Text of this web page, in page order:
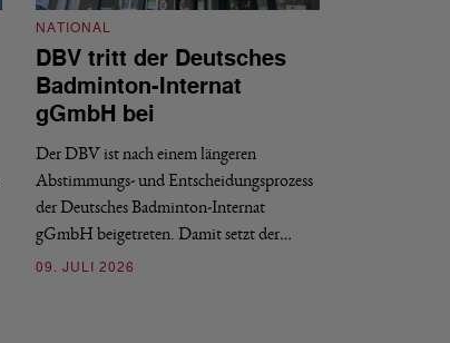
NATIONAL
DBV tritt der Deutsches
Badminton-Internat
gGmbH bei
Der DBV ist nach einem längeren
Abstimmungs- und Entscheidungsprozess
der Deutsches Badminton-Internat
gGmbH beigetreten. Damit setzt der…
09. JULI 2026